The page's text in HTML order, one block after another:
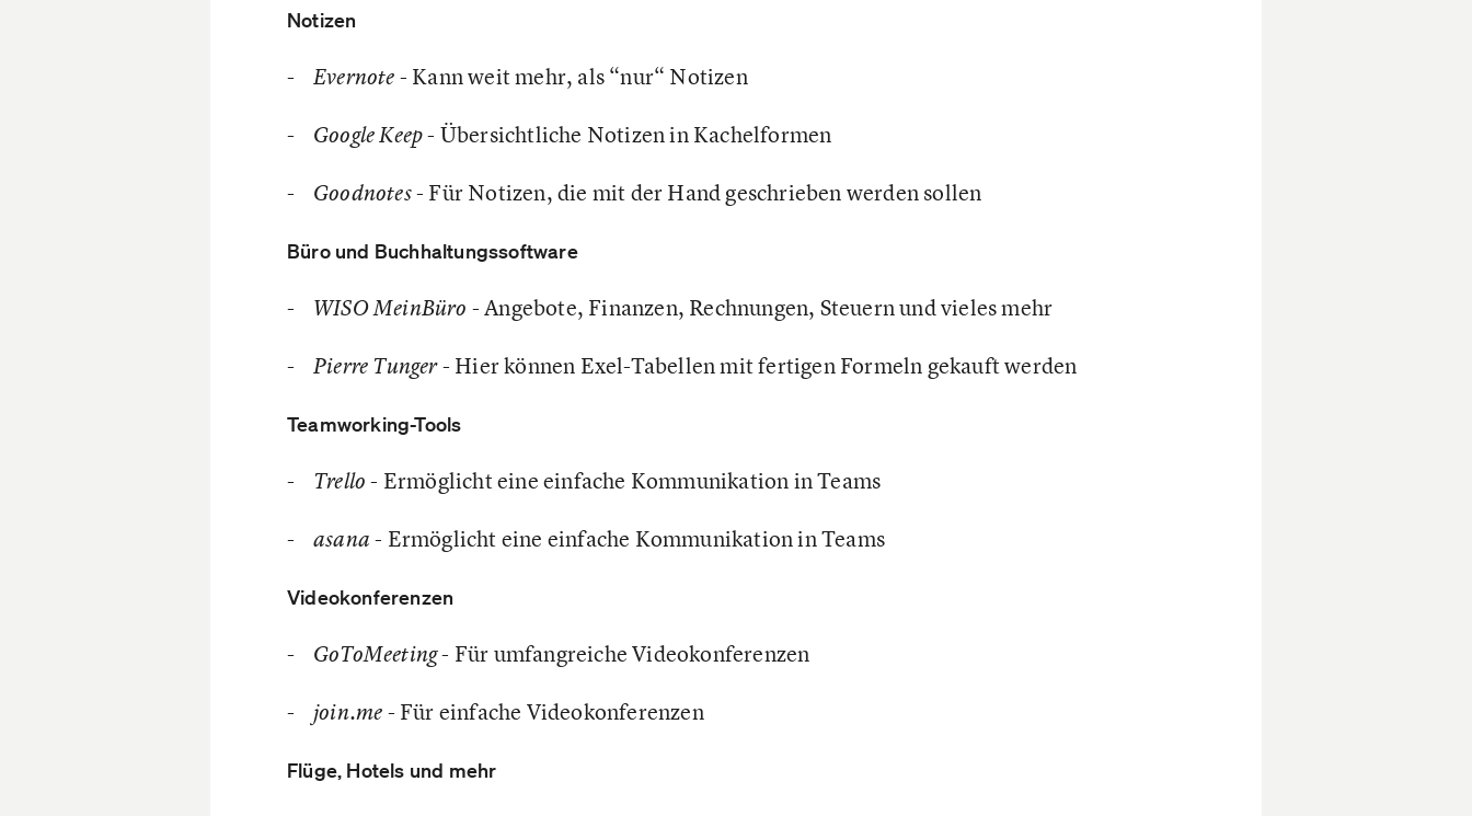
Notizen
- Evernote - Kann weit mehr, als “nur“ Notizen
- Google Keep- Übersichtliche Notizen in Kachelformen
- Goodnotes- Für Notizen, die mit der Hand geschrieben werden sollen
Büro und Buchhaltungssoftware
- WISO MeinBüro - Angebote, Finanzen, Rechnungen, Steuern und vieles mehr
- Pierre Tunger- Hier können Exel-Tabellen mit fertigen Formeln gekauft werden
Teamworking-Tools
- Trello - Ermöglicht eine einfache Kommunikation in Teams
- asana - Ermöglicht eine einfache Kommunikation in Teams
Videokonferenzen
- GoToMeeting- Für umfangreiche Videokonferenzen
- join.me - Für einfache Videokonferenzen
Flüge, Hotels und mehr